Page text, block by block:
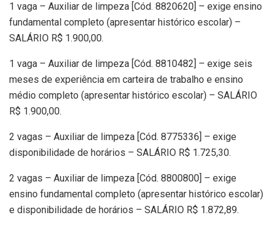
1 vaga – Auxiliar de limpeza [Cód. 8820620] – exige ensino
fundamental completo (apresentar histórico escolar) –
SALÁRIO R$ 1.900,00.
1 vaga – Auxiliar de limpeza [Cód. 8810482] – exige seis
meses de experiência em carteira de trabalho e ensino
médio completo (apresentar histórico escolar) – SALÁRIO
R$ 1.900,00.
2 vagas – Auxiliar de limpeza [Cód. 8775336] – exige
disponibilidade de horários – SALÁRIO R$ 1.725,30.
2 vagas – Auxiliar de limpeza [Cód. 8800800] – exige
ensino fundamental completo (apresentar histórico escolar)
e disponibilidade de horários – SALÁRIO R$ 1.872,89.